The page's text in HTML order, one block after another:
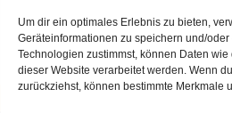
Um dir ein optimales Erlebnis zu bieten,
Geräteinformationen zu speichern und/
Technologien zustimmst, können Daten
dieser Website verarbeitet werden. Wenn
zurückziehst, können bestimmte Merkmale